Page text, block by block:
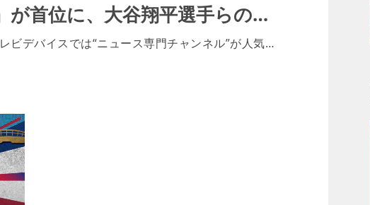
が首位に、大谷翔平選手らの…
ビデバイスでは“ニュース専門チャンネル”が人気…